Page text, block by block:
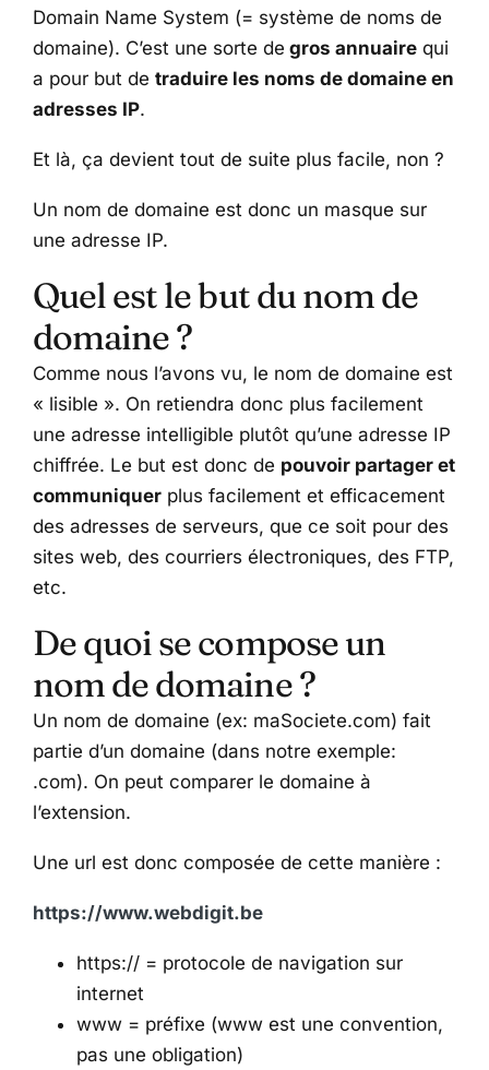
Domain Name System (= système de noms de
domaine). C’est une sorte de gros annuaire qui
a pour but de traduire les noms de domaine en
adresses IP.
Et là, ça devient tout de suite plus facile, non ?
Un nom de domaine est donc un masque sur
une adresse IP.
Quel est le but du nom de
domaine ?
Comme nous l’avons vu, le nom de domaine est
« lisible ». On retiendra donc plus facilement
une adresse intelligible plutôt qu’une adresse IP
chiffrée. Le but est donc de pouvoir partager et
communiquer plus facilement et efficacement
des adresses de serveurs, que ce soit pour des
sites web, des courriers électroniques, des FTP,
etc.
De quoi se compose un
nom de domaine ?
Un nom de domaine (ex: maSociete.com) fait
partie d’un domaine (dans notre exemple:
.com). On peut comparer le domaine à
l’extension.
Une url est donc composée de cette manière :
https://www.webdigit.be
https:// = protocole de navigation sur
internet
www = préfixe (www est une convention,
pas une obligation)